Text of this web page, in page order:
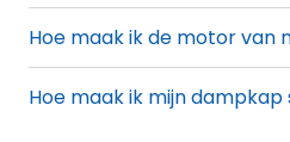
Hoe maak ik de motor van
Hoe maak ik mijn dampkap